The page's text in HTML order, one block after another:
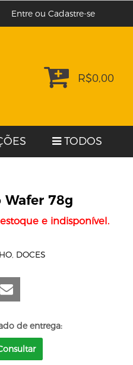
Entre ou Cadastre-se
R$0,00
TODOS
78g
e indisponível.
, DOCES
de entrega: